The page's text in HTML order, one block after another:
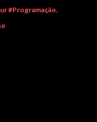
#Programação